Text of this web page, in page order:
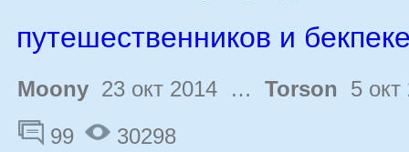
путешественников и
Moony 23 окт 2014 … Torson 5 окт
99
30298